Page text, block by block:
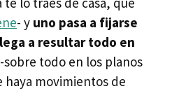
- y uno pasa a fijarse
a resultar todo en
-sobre todo en los planos
haya movimientos de